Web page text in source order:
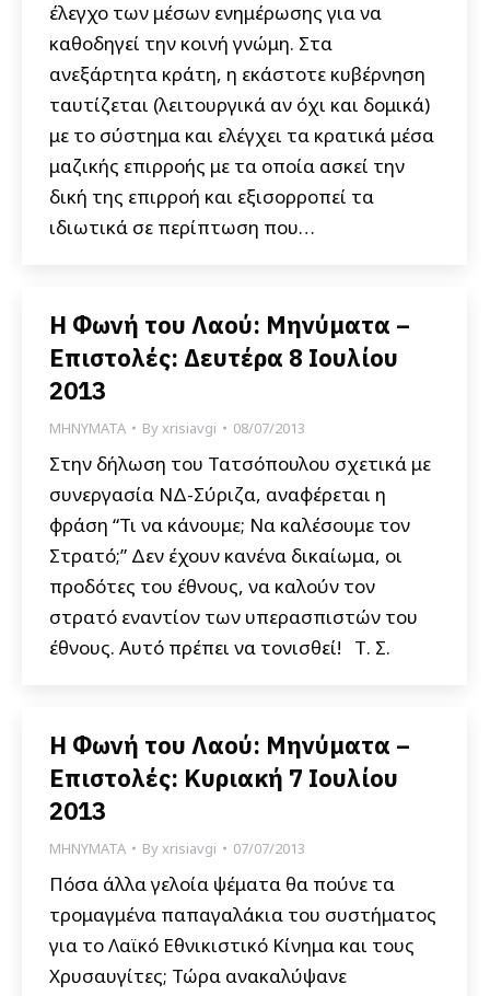
έλεγχο των μέσων ενημέρωσης για να
καθοδηγεί την κοινή γνώμη. Στα
ανεξάρτητα κράτη, η εκάστοτε κυβέρνηση
ταυτίζεται (λειτουργικά αν όχι και δομικά)
με το σύστημα και ελέγχει τα κρατικά μέσα
μαζικής επιρροής με τα οποία ασκεί την
δική της επιρροή και εξισορροπεί τα
ιδιωτικά σε περίπτωση που…
Η Φωνή του Λαού: Μηνύματα –
Επιστολές: Δευτέρα 8 Ιουλίου
2013
ΜΗΝΥΜΑΤΑ Byxrisiavgi 08/07/2013
Στην δήλωση του Τατσόπουλου σχετικά με
συνεργασία ΝΔ-Σύριζα, αναφέρεται η
φράση “Τι να κάνουμε; Να καλέσουμε τον
Στρατό;” Δεν έχουν κανένα δικαίωμα, οι
προδότες του έθνους, να καλούν τον
στρατό εναντίον των υπερασπιστών του
έθνους. Αυτό πρέπει να τονισθεί! Τ. Σ.
Η Φωνή του Λαού: Μηνύματα –
Επιστολές: Κυριακή 7 Ιουλίου
2013
ΜΗΝΥΜΑΤΑ Byxrisiavgi 07/07/2013
Πόσα άλλα γελοία ψέματα θα πούνε τα
τρομαγμένα παπαγαλάκια του συστήματος
για το Λαϊκό Εθνικιστικό Κίνημα και τους
Χρυσαυγίτες; Τώρα ανακαλύψανε